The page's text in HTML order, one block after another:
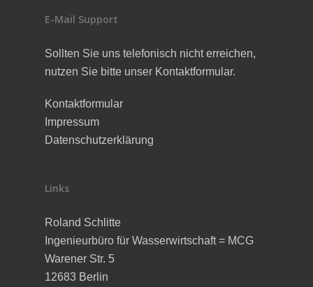
E-Mail Support
Sollten Sie uns telefonisch nicht erreichen,
nutzen Sie bitte unser Kontaktformular.
Kontaktformular
Impressum
Datenschutzerklärung
Links
Roland Schlitte
Ingenieurbüro für Wasserwirtschaft = MCG
Warener Str. 5
12683 Berlin